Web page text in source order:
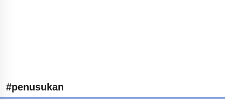
#penusukan